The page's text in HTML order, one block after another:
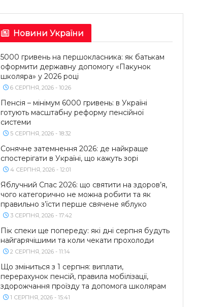
Новини України
5000 гривень на першокласника: як батькам
оформити державну допомогу «Пакунок
школяра» у 2026 році
6 СЕРПНЯ, 2026 - 10:26
Пенсія – мінімум 6000 гривень: в Україні
готують масштабну реформу пенсійної
системи
5 СЕРПНЯ, 2026 - 18:32
Сонячне затемнення 2026: де найкраще
спостерігати в Україні, що кажуть зорі
4 СЕРПНЯ, 2026 - 12:01
Яблучний Спас 2026: що святити на здоров’я,
чого категорично не можна робити та як
правильно з’їсти перше свячене яблуко
3 СЕРПНЯ, 2026 - 17:42
Пік спеки ще попереду: які дні серпня будуть
найгарячішими та коли чекати прохолоди
2 СЕРПНЯ, 2026 - 11:14
Що зміниться з 1 серпня: виплати,
перерахунок пенсій, правила мобілізації,
здорожчання проїзду та допомога школярам
1 СЕРПНЯ, 2026 - 15:41